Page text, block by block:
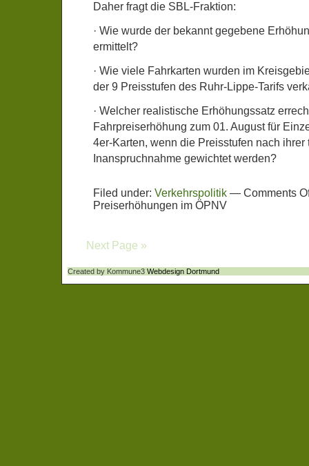
Daher fragt die SBL-Fraktion:
· Wie wurde der bekannt gegebene
ermittelt?
· Wie viele Fahrkarten wurden im
der 9 Preisstufen des Ruhr-Lippe-Tarifs
· Welcher realistische Erhöhungssatz
Fahrpreiserhöhung zum 01. August für
4er-Karten, wenn die Preisstufen nach ihrer
Inanspruchnahme gewichtet werden?
Filed under: Verkehrspolitik — Comments
Preiserhöhungen im ÖPNV
Next Page »
Created by Kommune3 Webdesign Dortmund